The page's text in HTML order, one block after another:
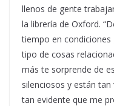
llenos de gente
la librería de Oxford.
tiempo en
tipo de cosas
más te sorprende de
silenciosos y están
tan evidente que me